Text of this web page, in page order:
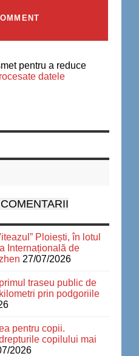
pentru a reduce
datele
COMENTARII
Ploiești, în lotul
Internațională de
27/07/2026
traseu public de
prin podgoriile
pentru copii.
copilului mai
2026